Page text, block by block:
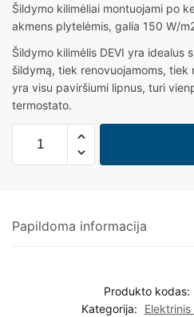
Šildymo kilimėliai montuojami po
akmens plytelėmis, galia 150 W/
Šildymo kilimėlis DEVI yra idealus
šildymą, tiek renovuojamoms, tiek
yra visu paviršiumi lipnus, turi
termostato.
Papildoma informacija
Produkto kodas:
Kategorija: